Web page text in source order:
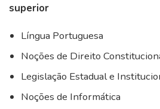
superior
Língua Portuguesa
Noções de Direito
Legislação Estadual e
Noções de Informática